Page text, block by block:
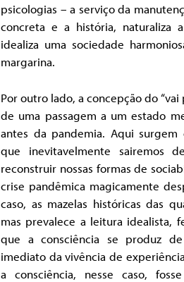
psicologias – a serviço da
concreta e a história, naturaliza
idealiza uma sociedade
margarina.
Por outro lado, a concepção do
de uma passagem a um estado
antes da pandemia. Aqui surgem
que inevitavelmente sairemos
reconstruir nossas formas de
crise pandêmica magicamente
caso, as mazelas históricas das
mas prevalece a leitura idealista,
que a consciência se produz
imediato da vivência de
a consciência, nesse caso,